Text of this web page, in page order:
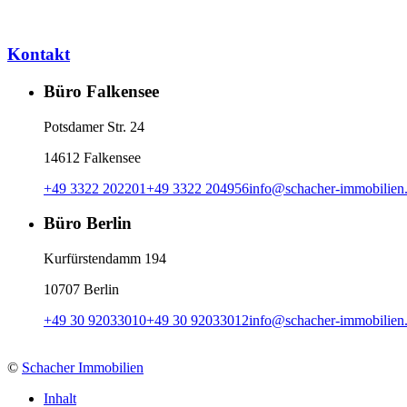
Kontakt
Büro Falkensee
Potsdamer Str. 24
14612 Falkensee
+49 3322 202201+49 3322 204956info@schacher-
Büro Berlin
Kurfürstendamm 194
10707 Berlin
+49 30 92033010+49 30 92033012info@schacher-
© Schacher Immobilien
Inhalt